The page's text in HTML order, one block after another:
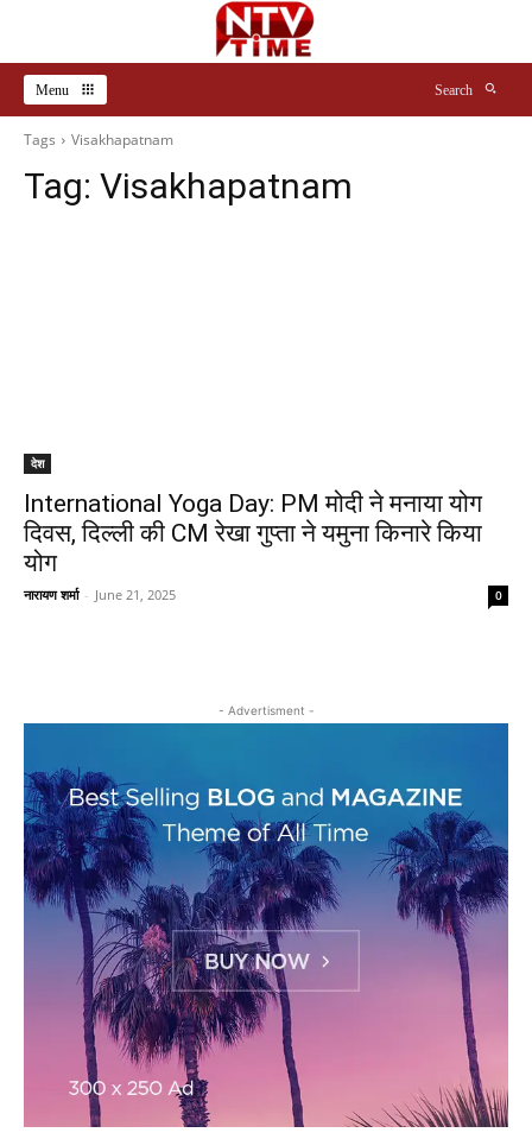
Menu Search
Tags Visakhapatnam
Tag: Visakhapatnam
देश
International Yoga Day: PM मोदी ने मनाया योग
दिवस, दिल्ली की CM रेखा गुप्ता ने यमुना किनारे किया
योग
नारायण शर्मा - June 21, 2025 0
- Advertisment -